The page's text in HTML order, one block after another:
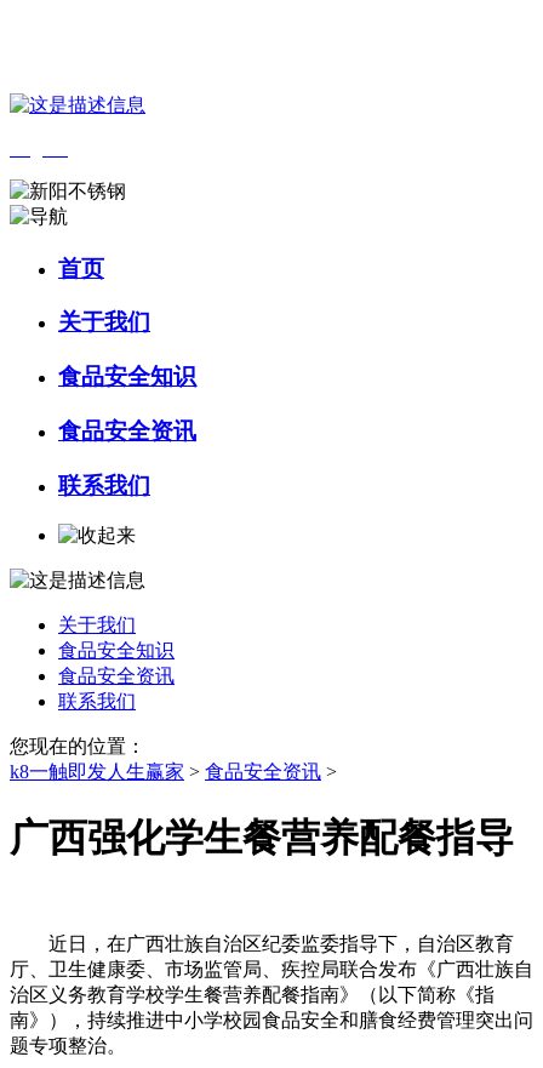
首页
关于我们
食品安全知识
食品安全资讯
联系我们
关于我们
食品安全知识
食品安全资讯
联系我们
您现在的位置：
k8一触即发人生赢家 > 食品安全资讯 >
广西强化学生餐营养配餐指导
近日，在广西壮族自治区纪委监委指导下，自治区教育
厅、卫生健康委、市场监管局、疾控局联合发布《广西壮族自
治区义务教育学校学生餐营养配餐指南》（以下简称《指
南》），持续推进中小学校园食品安全和膳食经费管理突出问
题专项整治。